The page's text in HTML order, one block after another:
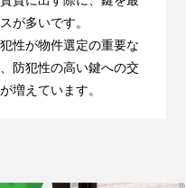
が多いです。
性が物件選定の重要な
防犯性の高い鍵への交
増えています。